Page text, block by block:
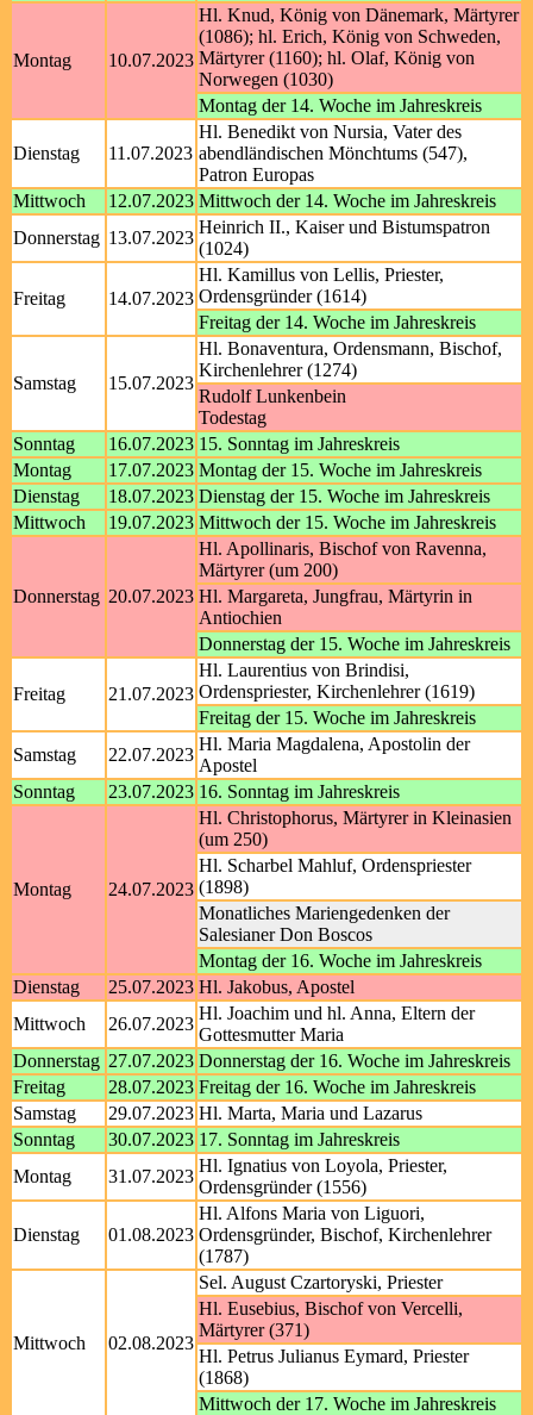
Montag 10.07.2023
Hl. Knud, König von Dänemark, Märtyrer
(1086); hl. Erich, König von Schweden,
Märtyrer (1160); hl. Olaf, König von
Norwegen (1030)
Montag der 14. Woche im Jahreskreis
Dienstag 11.07.2023
Hl. Benedikt von Nursia, Vater des
abendländischen Mönchtums (547),
Patron Europas
Mittwoch
12.07.2023 Mittwoch der 14. Woche im Jahreskreis
Donnerstag 13.07.2023
Heinrich II., Kaiser und Bistumspatron
(1024)
Freitag 14.07.2023
Hl. Kamillus von Lellis, Priester,
Ordensgründer (1614)
Freitag der 14. Woche im Jahreskreis
Samstag 15.07.2023
Hl. Bonaventura, Ordensmann, Bischof,
Kirchenlehrer (1274)
Rudolf Lunkenbein
Todestag
Sonntag
16.07.2023 15. Sonntag im Jahreskreis
Montag
17.07.2023 Montag der 15. Woche im Jahreskreis
Dienstag
18.07.2023 Dienstag der 15. Woche im Jahreskreis
Mittwoch
19.07.2023 Mittwoch der 15. Woche im Jahreskreis
Donnerstag 20.07.2023
Hl. Apollinaris, Bischof von Ravenna,
Märtyrer (um 200)
Hl. Margareta, Jungfrau, Märtyrin in
Antiochien
Donnerstag der 15. Woche im Jahreskreis
Freitag 21.07.2023
Hl. Laurentius von Brindisi,
Ordenspriester, Kirchenlehrer (1619)
Freitag der 15. Woche im Jahreskreis
Samstag
22.07.2023
Hl. Maria Magdalena, Apostolin der
Apostel
Sonntag
23.07.2023 16. Sonntag im Jahreskreis
Montag 24.07.2023
Hl. Christophorus, Märtyrer in Kleinasien
(um 250)
Hl. Scharbel Mahluf, Ordenspriester
(1898)
Monatliches Mariengedenken der
Salesianer Don Boscos
Montag der 16. Woche im Jahreskreis
Dienstag
25.07.2023 Hl. Jakobus, Apostel
Mittwoch
26.07.2023
Hl. Joachim und hl. Anna, Eltern der
Gottesmutter Maria
Donnerstag 27.07.2023 Donnerstag der 16. Woche im Jahreskreis
Freitag
28.07.2023 Freitag der 16. Woche im Jahreskreis
Samstag
29.07.2023 Hl. Marta, Maria und Lazarus
Sonntag
30.07.2023 17. Sonntag im Jahreskreis
Montag
31.07.2023
Hl. Ignatius von Loyola, Priester,
Ordensgründer (1556)
Dienstag 01.08.2023
Hl. Alfons Maria von Liguori,
Ordensgründer, Bischof, Kirchenlehrer
(1787)
Mittwoch 02.08.2023
Sel. August Czartoryski, Priester
Hl. Eusebius, Bischof von Vercelli,
Märtyrer (371)
Hl. Petrus Julianus Eymard, Priester
(1868)
Mittwoch der 17. Woche im Jahreskreis